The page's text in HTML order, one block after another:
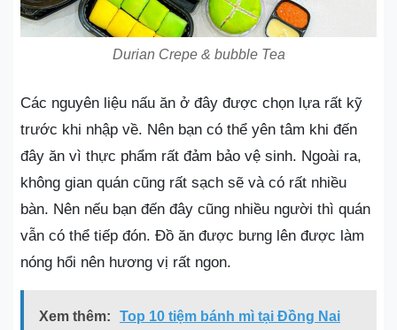
Durian Crepe & bubble Tea
Các nguyên liệu nấu ăn ở đây được chọn lựa rất kỹ
trước khi nhập về. Nên bạn có thể yên tâm khi đến
đây ăn vì thực phẩm rất đảm bảo vệ sinh. Ngoài ra,
không gian quán cũng rất sạch sẽ và có rất nhiều
bàn. Nên nếu bạn đến đây cũng nhiều người thì quán
vẫn có thể tiếp đón. Đồ ăn được bưng lên được làm
nóng hổi nên hương vị rất ngon.
Xem thêm:
Top 10 tiệm bánh mì tại Đồng Nai